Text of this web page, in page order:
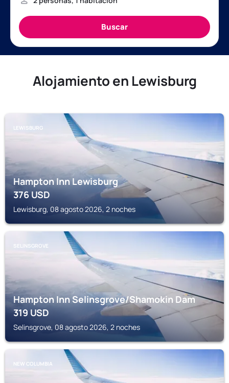
Alojamiento en Lewisburg
LEWISBURG
Hampton Inn Lewisburg
376USD
Lewisburg, 08 agosto 2026, 2 noches
SELINSGROVE
Hampton Inn Selinsgrove/Shamokin Dam
319USD
Selinsgrove, 08 agosto 2026, 2 noches
NEW COLUMBIA